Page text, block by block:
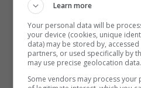
incredibile in merito alla
milanese, infatti,
Giuseppeha raccontato
ha rischiato seri
Learn more
Your personal data will be
your device (cookies, unique
data) may be stored by,
partners, or used specifically by
may use precise geolocation data.
Some vendors may process